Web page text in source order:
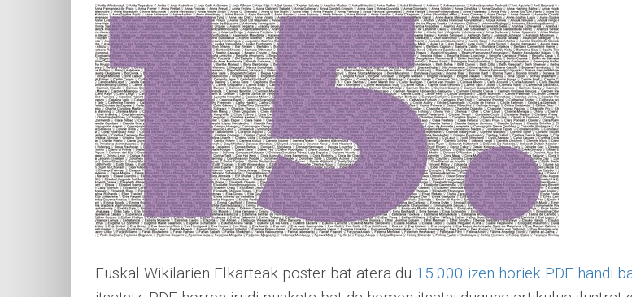
Euskal Wikilarien Elkarteak poster bat atera du 15.000 izen horiek PDF handi